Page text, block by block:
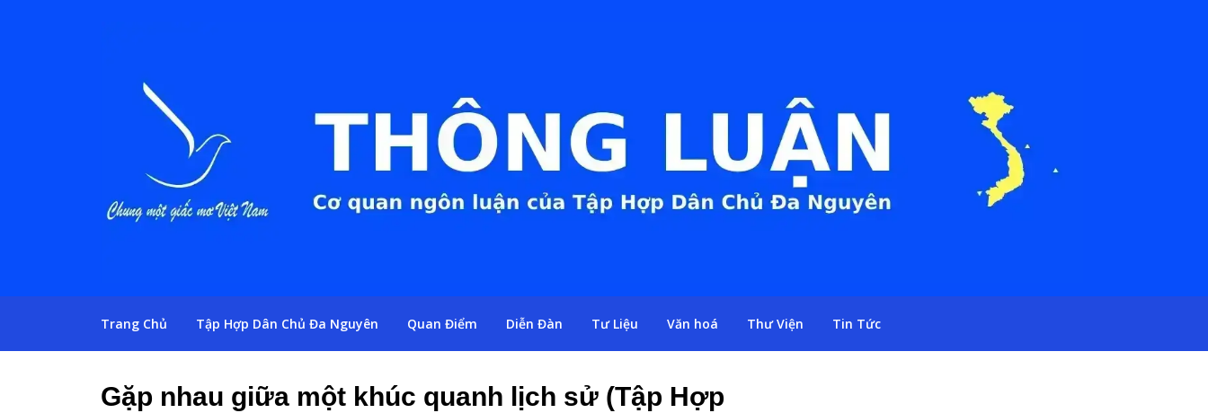
Trang Chủ Tập Hợp Dân Chủ Đa Nguyên Quan Điểm Diễn Đàn Tư Liệu Văn hoá Thư Viện Tin Tức
Gặp nhau giữa một khúc quanh lịch sử (Tập Hợp